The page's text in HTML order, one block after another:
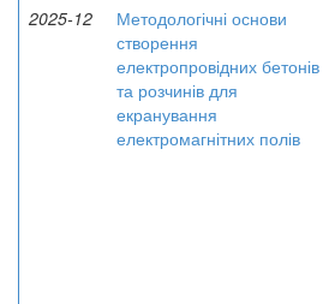
2025-12
Методологічні основи
створення
електропровідних бетонів
та розчинів для
екранування
електромагнітних полів